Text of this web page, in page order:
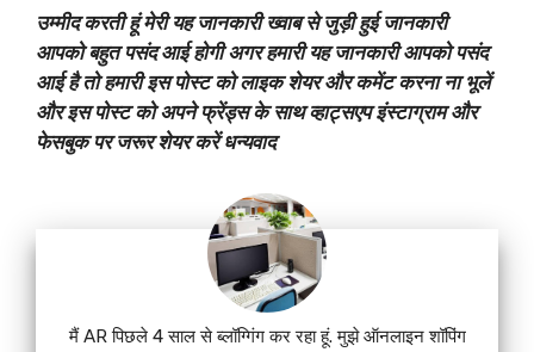
उम्मीद करती हूं मेरी यह जानकारी ख्वाब से जुड़ी हुई जानकारी
आपको बहुत पसंद आई होगी अगर हमारी यह जानकारी आपको पसंद
आई है तो हमारी इस पोस्ट को लाइक शेयर और कमेंट करना ना भूलें
और इस पोस्ट को अपने फ्रेंड्स के साथ व्हाट्सएप इंस्टाग्राम और
फेसबुक पर जरूर शेयर करें धन्यवाद
मैं AR पिछले 4 साल से ब्लॉग्गिंग कर रहा हूं. मुझे ऑनलाइन शॉपिंग